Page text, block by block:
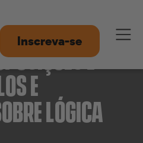
Inscreva-see
e
lógica